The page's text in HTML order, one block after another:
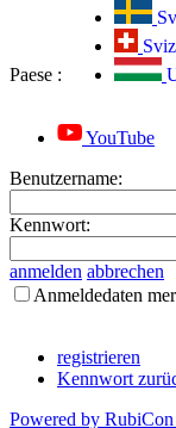
Paese :
YouTube
Benutzername:
Kennwort:
anmelden abbrechen
Anmeldedaten
registrieren
Kennwort
Powered by